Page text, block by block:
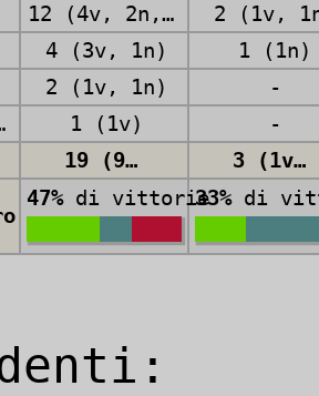
12 (4v, 2n, 6p)
2 (1v,
4 (3v, 1n)
1 (1n)
2 (1v, 1n)
-
1 (1v)
-
19 (9v, 4n, 6p) 3 (1v, 2n)
47%di vittorie33%di